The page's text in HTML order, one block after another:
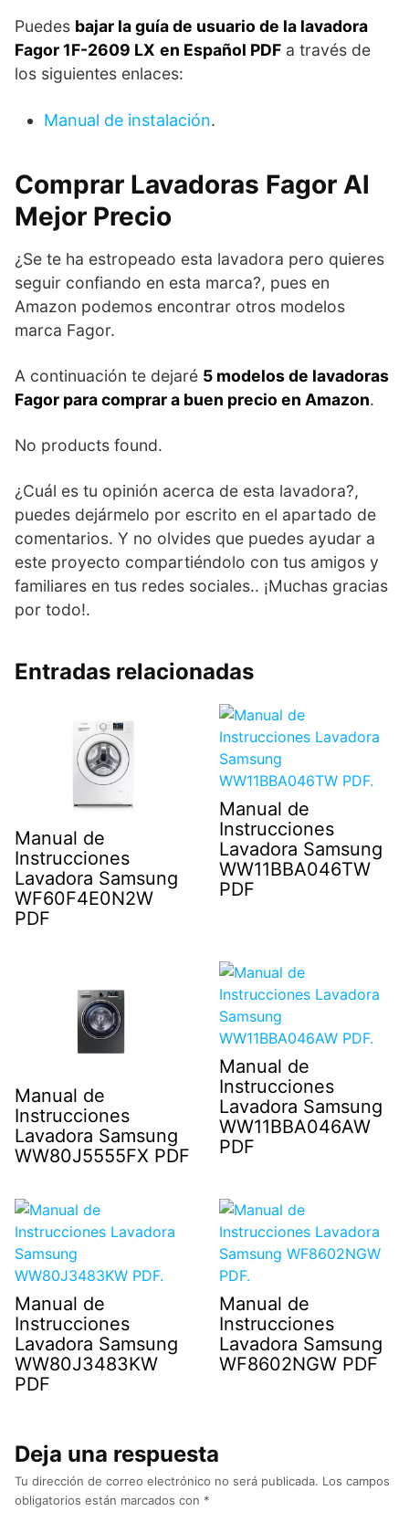
Puedes bajar la guía de usuario de la lavadora
Fagor 1F-2609 LX en Español PDF a través de
los siguientes enlaces:
Manual de instalación.
Comprar Lavadoras Fagor Al
Mejor Precio
¿Se te ha estropeado esta lavadora pero quieres
seguir confiando en esta marca?, pues en
Amazon podemos encontrar otros modelos
marca Fagor.
A continuación te dejaré 5 modelos de lavadoras
Fagor para comprar a buen precio en Amazon.
No products found.
¿Cuál es tu opinión acerca de esta lavadora?,
puedes dejármelo por escrito en el apartado de
comentarios. Y no olvides que puedes ayudar a
este proyecto compartiéndolo con tus amigos y
familiares en tus redes sociales.. ¡Muchas gracias
por todo!.
Entradas relacionadas
Manual de
Instrucciones
Lavadora Samsung
WF60F4E0N2W
PDF
Manual de
Instrucciones
Lavadora Samsung
WW11BBA046TW
PDF
Manual de
Instrucciones
Lavadora Samsung
WW80J5555FX PDF
Manual de
Instrucciones
Lavadora Samsung
WW11BBA046AW
PDF
Manual de
Instrucciones
Lavadora Samsung
WW80J3483KW
PDF
Manual de
Instrucciones
Lavadora Samsung
WF8602NGW PDF
Deja una respuesta
Tu dirección de correo electrónico no será publicada. Los campos
obligatorios están marcados con *